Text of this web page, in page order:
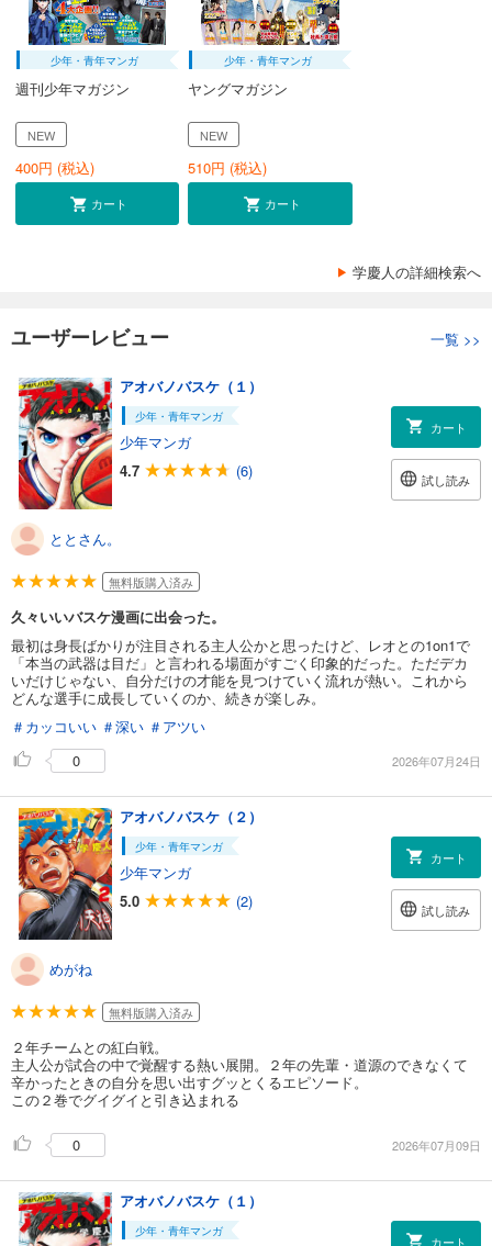
少年・青年マンガ
週刊少年マガジン
NEW
400円 (税込)
カート
少年・青年マンガ
ヤングマガジン
NEW
510円 (税込)
カート
学慶人の詳細検索へ
ユーザーレビュー 一覧 >>
アオバノバスケ（１）
少年・青年マンガ
少年マンガ
4.7
(6)
カート
試し読み
ととさん。
無料版購入済み
久々いいバスケ漫画に出会った。
最初は身長ばかりが注目される主人公かと思ったけど、レオとの1on1で
「本当の武器は目だ」と言われる場面がすごく印象的だった。ただデカ
いだけじゃない、自分だけの才能を見つけていく流れが熱い。これから
どんな選手に成長していくのか、続きが楽しみ。
＃カッコいい ＃深い ＃アツい
0
2026年07月24日
アオバノバスケ（２）
少年・青年マンガ
少年マンガ
5.0
(2)
カート
試し読み
めがね
無料版購入済み
２年チームとの紅白戦。
主人公が試合の中で覚醒する熱い展開。２年の先輩・道源のできなくて
辛かったときの自分を思い出すグッとくるエピソード。
この２巻でグイグイと引き込まれる
0 2026年07月09日
アオバノバスケ（１）
少年・青年マンガ
カート